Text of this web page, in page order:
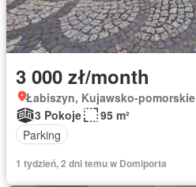
3 000 zł/month
Łabiszyn, Kujawsko-pomorskie
3 Pokoje
95 m²
Parking
1 tydzień, 2 dni temu w Domiporta